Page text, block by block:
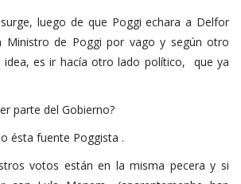
luego de que Poggi echara a Delfor
Ministro de Poggi por vago y según otro
idea, es ir hacía otro lado político, que ya
parte del Gobierno?
ésta fuente Poggista .
votos están en la misma pecera y si